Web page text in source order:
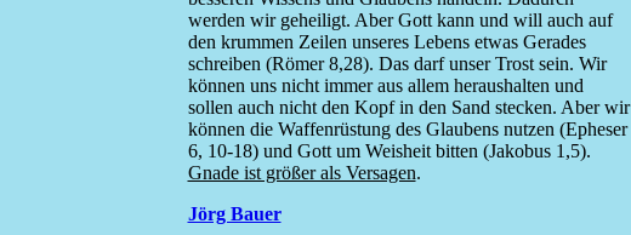
werden wir geheiligt. Aber Gott kann und will auch auf
den krummen Zeilen unseres Lebens etwas Gerades
schreiben (Römer 8,28). Das darf unser Trost sein. Wir
können uns nicht immer aus allem heraushalten und
sollen auch nicht den Kopf in den Sand stecken. Aber wir
können die Waffenrüstung des Glaubens nutzen (Epheser
6, 10-18) und Gott um Weisheit bitten (Jakobus 1,5).
Gnade ist größer als Versagen.
Jörg Bauer